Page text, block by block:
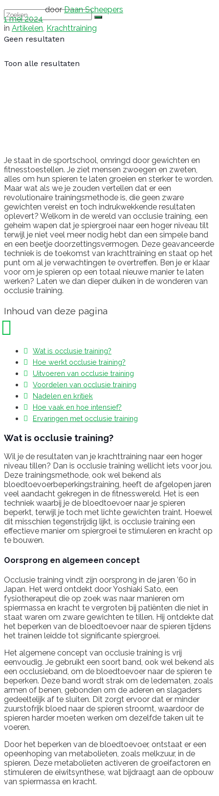
Geen resultaten
Toon alle resultaten
door Daan Scheepers
1 mei 2024
in Artikelen, Krachttraining
Je staat in de sportschool, omringd door gewichten en
fitnesstoestellen. Je ziet mensen zwoegen en zweten,
alles om hun spieren te laten groeien en sterker te worden.
Maar wat als we je zouden vertellen dat er een
revolutionaire trainingsmethode is, die geen zware
gewichten vereist en toch indrukwekkende resultaten
oplevert? Welkom in de wereld van occlusie training, een
geheim wapen dat je spiergroei naar een hoger niveau tilt
terwijl je niet veel meer nodig hebt dan een simpele band
en een beetje doorzettingsvermogen. Deze geavanceerde
techniek is de toekomst van krachttraining en staat op het
punt om al je verwachtingen te overtreffen. Ben je er klaar
voor om je spieren op een totaal nieuwe manier te laten
werken? Laten we dan dieper duiken in de wonderen van
occlusie training.
Inhoud van deze pagina
Wat is occlusie training?
Hoe werkt occlusie training?
Uitvoeren van occlusie training
Voordelen van occlusie training
Nadelen en kritiek
Hoe vaak en hoe intensief?
Ervaringen met occlusie training
Wat is occlusie training?
Wil je de resultaten van je krachttraining naar een hoger
niveau tillen? Dan is occlusie training wellicht iets voor jou.
Deze trainingsmethode, ook wel bekend als
bloedtoevoerbeperkingstraining, heeft de afgelopen jaren
veel aandacht gekregen in de fitnesswereld. Het is een
techniek waarbij je de bloedtoevoer naar je spieren
beperkt, terwijl je toch met lichte gewichten traint. Hoewel
dit misschien tegenstrijdig lijkt, is occlusie training een
effectieve manier om spiergroei te stimuleren en kracht op
te bouwen.
Oorsprong en algemeen concept
Occlusie training vindt zijn oorsprong in de jaren ’60 in
Japan. Het werd ontdekt door Yoshiaki Sato, een
fysiotherapeut die op zoek was naar manieren om
spiermassa en kracht te vergroten bij patiënten die niet in
staat waren om zware gewichten te tillen. Hij ontdekte dat
het beperken van de bloedtoevoer naar de spieren tijdens
het trainen leidde tot significante spiergroei.
Het algemene concept van occlusie training is vrij
eenvoudig. Je gebruikt een soort band, ook wel bekend als
een occlusieband, om de bloedtoevoer naar de spieren te
beperken. Deze band wordt strak om de ledematen, zoals
armen of benen, gebonden om de aderen en slagaders
gedeeltelijk af te sluiten. Dit zorgt ervoor dat er minder
zuurstofrijk bloed naar de spieren stroomt, waardoor de
spieren harder moeten werken om dezelfde taken uit te
voeren.
Door het beperken van de bloedtoevoer, ontstaat er een
opeenhoping van metabolieten, zoals melkzuur, in de
spieren. Deze metabolieten activeren de groeifactoren en
stimuleren de eiwitsynthese, wat bijdraagt ​​aan de opbouw
van spiermassa en kracht.